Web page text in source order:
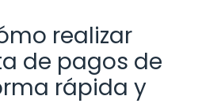
realizar
de pagos de
rápida y